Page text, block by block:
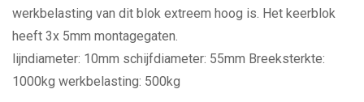
werkbelasting van dit blok extreem hoog is. Het keerblok
heeft 3x 5mm montagegaten.
lijndiameter: 10mm schijfdiameter: 55mm Breeksterkte:
1000kg werkbelasting: 500kg